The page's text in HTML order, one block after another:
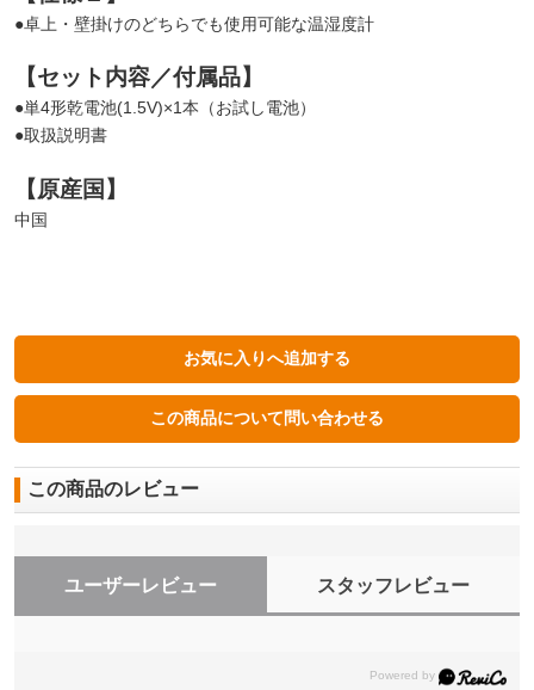
●卓上・壁掛けのどちらでも使用可能な温湿度計
【セット内容／付属品】
●単4形乾電池(1.5V)×1本（お試し電池）
●取扱説明書
【原産国】
中国
この商品のレビュー
ユーザーレビュー スタッフレビュー